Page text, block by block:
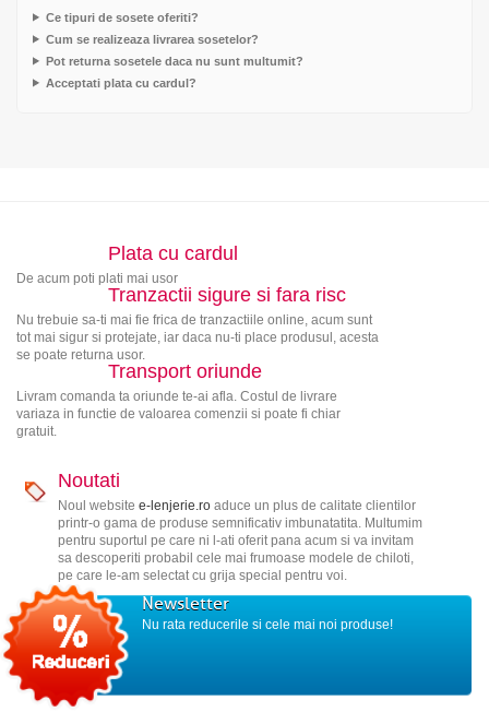
Ce tipuri de sosete oferiti?
Cum se realizeaza livrarea sosetelor?
Pot returna sosetele daca nu sunt multumit?
Acceptati plata cu cardul?
Plata cu cardul
De acum poti plati mai usor
Tranzactii sigure si fara risc
Nu trebuie sa-ti mai fie frica de tranzactiile online, acum sunt
tot mai sigur si protejate, iar daca nu-ti place produsul, acesta
se poate returna usor.
Transport oriunde
Livram comanda ta oriunde te-ai afla. Costul de livrare
variaza in functie de valoarea comenzii si poate fi chiar
gratuit.
Noutati
Noul website e-lenjerie.roaduce un plus de calitate clientilor
printr-o gama de produse semnificativ imbunatatita. Multumim
pentru suportul pe care ni l-ati oferit pana acum si va invitam
sa descoperiti probabil cele mai frumoase modele de chiloti,
pe care le-am selectat cu grija special pentru voi.
Newsletter
Nu rata reducerile si cele mai noi produse!